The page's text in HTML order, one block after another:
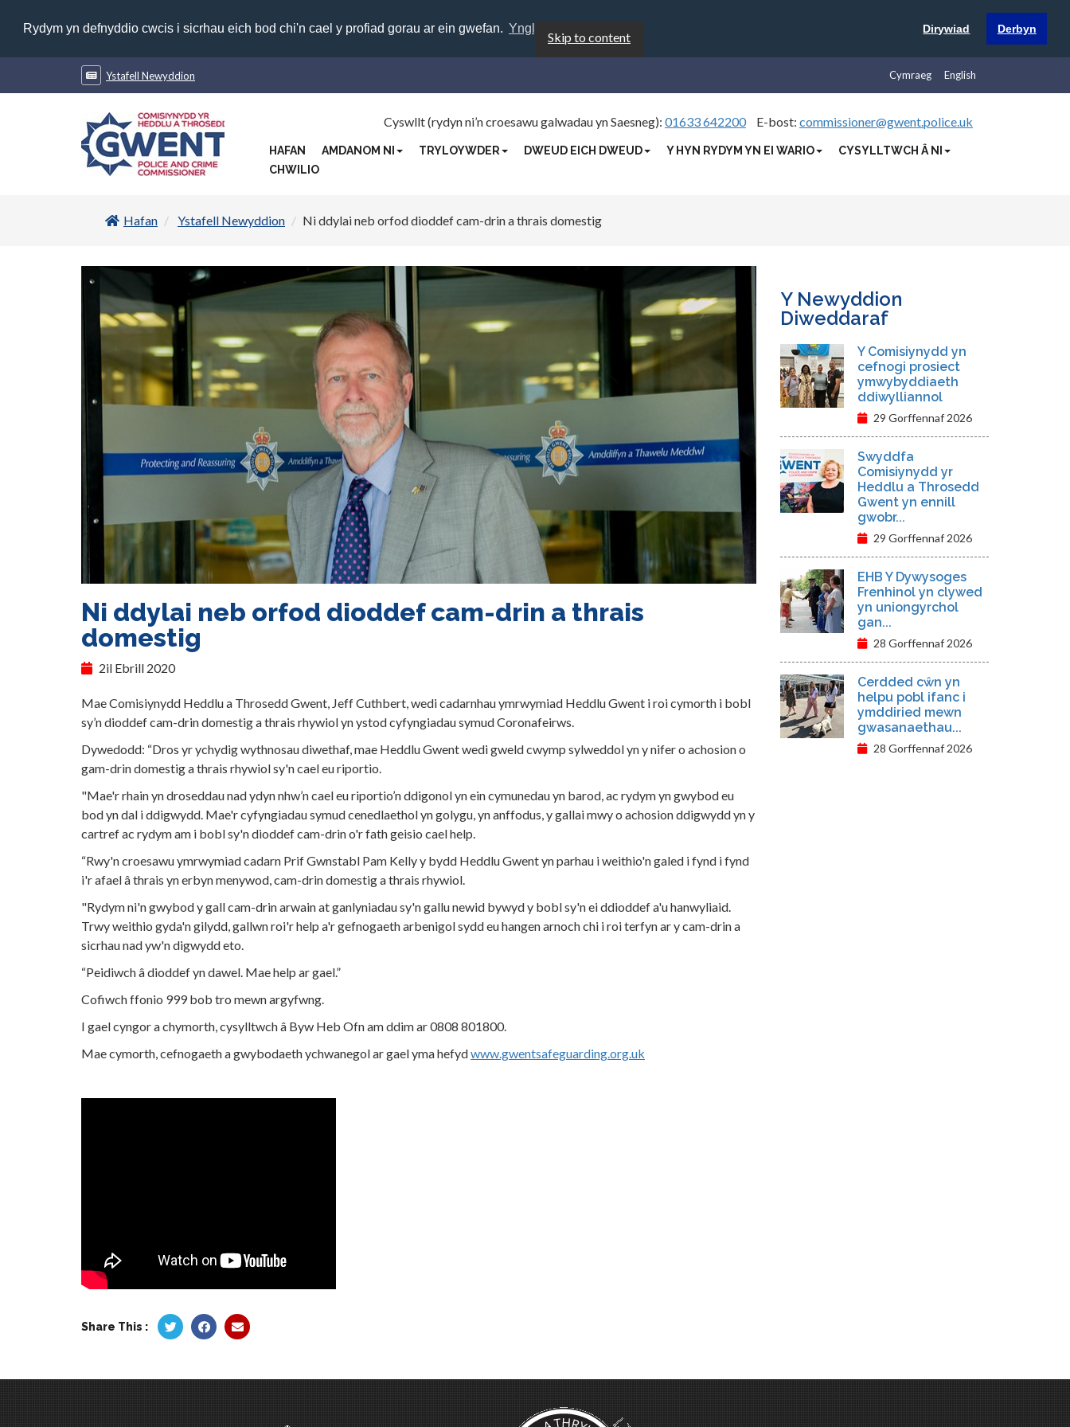
Rydym yn defnyddio cwcis i sicrhau eich bod chi'n cael y profiad gorau ar ein gwefan. Ynglŷn â chwcis Dirywiad Derbyn
Skip to content
Ystafell Newyddion English
Cymraeg
Cyswllt (rydyn ni’n croesawu galwadau yn Saesneg): 01633 642200 E-bost: commissioner@gwent.police.uk
HAFAN AMDANOM NI TRYLOYWDER DWEUD EICH DWEUD Y HYN RYDYM YN EI WARIO
CYSYLLTWCH Â NI
CHWILIO
Hafan Ystafell Newyddion Ni ddylai neb orfod dioddef cam-drin a thrais domestig
Ni ddylai neb orfod dioddef cam-drin a thrais
domestig
2il Ebrill 2020
Mae Comisiynydd Heddlu a Throsedd Gwent, Jeff Cuthbert, wedi cadarnhau ymrwymiad Heddlu Gwent i roi cymorth i bobl
sy’n dioddef cam-drin domestig a thrais rhywiol yn ystod cyfyngiadau symud Coronafeirws.
Dywedodd: “Dros yr ychydig wythnosau diwethaf, mae Heddlu Gwent wedi gweld cwymp sylweddol yn y nifer o achosion o
gam-drin domestig a thrais rhywiol sy'n cael eu riportio.
"Mae'r rhain yn droseddau nad ydyn nhw’n cael eu riportio’n ddigonol yn ein cymunedau yn barod, ac rydym yn gwybod eu
bod yn dal i ddigwydd. Mae'r cyfyngiadau symud cenedlaethol yn golygu, yn anffodus, y gallai mwy o achosion ddigwydd yn y
cartref ac rydym am i bobl sy'n dioddef cam-drin o'r fath geisio cael help.
“Rwy'n croesawu ymrwymiad cadarn Prif Gwnstabl Pam Kelly y bydd Heddlu Gwent yn parhau i weithio'n galed i fynd i fynd
i'r afael â thrais yn erbyn menywod, cam-drin domestig a thrais rhywiol.
"Rydym ni'n gwybod y gall cam-drin arwain at ganlyniadau sy'n gallu newid bywyd y bobl sy'n ei ddioddef a'u hanwyliaid.
Trwy weithio gyda'n gilydd, gallwn roi'r help a'r gefnogaeth arbenigol sydd eu hangen arnoch chi i roi terfyn ar y cam-drin a
sicrhau nad yw'n digwydd eto.
“Peidiwch â dioddef yn dawel. Mae help ar gael.”
Cofiwch ffonio 999 bob tro mewn argyfwng.
I gael cyngor a chymorth, cysylltwch â Byw Heb Ofn am ddim ar 0808 801800.
Mae cymorth, cefnogaeth a gwybodaeth ychwanegol ar gael yma hefydwww.gwentsafeguarding.org.uk
Share This :
Y Newyddion
Diweddaraf
Y Comisiynydd yn
cefnogi prosiect
ymwybyddiaeth
ddiwylliannol
29 Gorffennaf 2026
Swyddfa
Comisiynydd yr
Heddlu a Throsedd
Gwent yn ennill
gwobr...
29 Gorffennaf 2026
EHB Y Dywysoges
Frenhinol yn clywed
yn uniongyrchol
gan...
28 Gorffennaf 2026
Cerdded cŵn yn
helpu pobl ifanc i
ymddiried mewn
gwasanaethau...
28 Gorffennaf 2026